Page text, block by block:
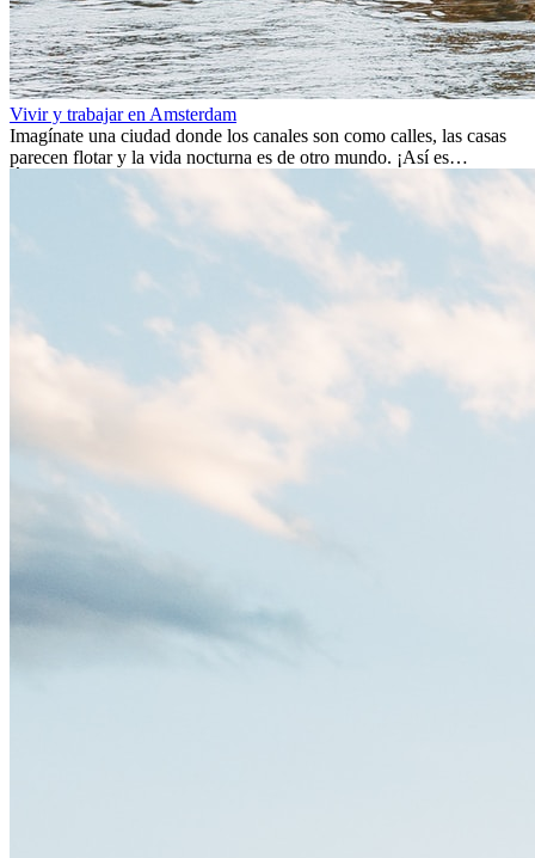
Vivir y trabajar en Amsterdam
Imagínate una ciudad donde los canales son como calles, las casas
parecen flotar y la vida nocturna es de otro mundo. ¡Así es
Ámsterdam! Esta ciudad holandesa, ubicada en el oeste de Europa,
es un verdadero crisol de culturas. Con más de 800.000 habitantes,
entre ellos un montón de extranjeros, aquí encontrarás de todo:
desde tradiciones milenarias hasta las últimas tendencias.